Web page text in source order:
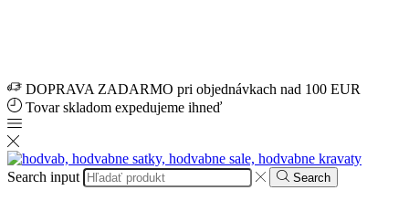
DOPRAVA ZADARMO pri objednávkach nad 100 EUR
Tovar skladom expedujeme ihneď
Search input Search